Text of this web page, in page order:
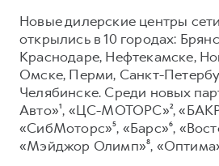
АКСЕССУАРЫ HAVAL
Автомобильные аксессуары
Коллекция PRO
Коллекция Базовая
Коллекция Детская
Коллекция PRO
Коллекция Базовая
Коллекция Детская
Новые дилерские центры
открылись в 10 городах:
Краснодаре, Нефтекамске,
Омске, Перми, Санкт-
Челябинске. Среди новых
Авто»¹, «ЦС-МОТОРС»²,
«СибМоторс»⁵, «Барс»⁶,
«Мэйджор Олимп»⁸,